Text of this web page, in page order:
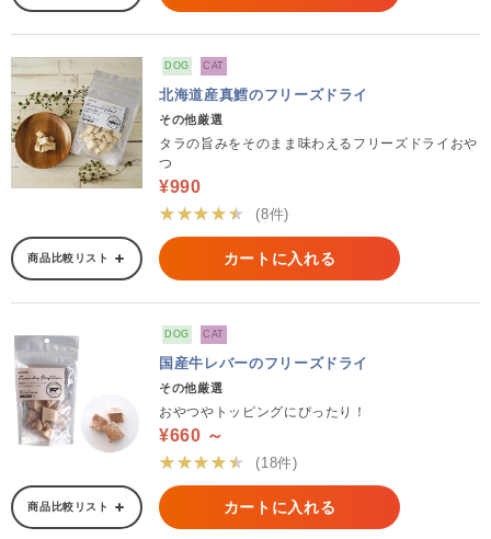
DOG CAT
北海道産真鱈のフリーズドライ
その他厳選
タラの旨みをそのまま味わえるフリーズドライおや
つ
¥990
★★★★★
(8件)
商品比較リスト カートに入れる
DOG CAT
国産牛レバーのフリーズドライ
その他厳選
おやつやトッピングにぴったり！
¥660 ～
★★★★★
(18件)
商品比較リスト カートに入れる